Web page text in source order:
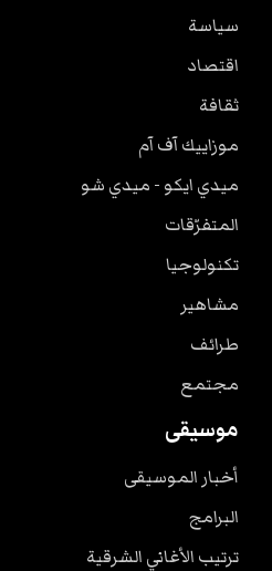
سياسة
اقتصاد
ثقافة
موزاييك آف آم
ميدي ايكو - ميدي شو
المتفرّقات
تكنولوجيا
مشاهير
طرائف
مجتمع
موسيقى
أخبار الموسيقى
البرامج
ترتيب الأغاني الشرقية